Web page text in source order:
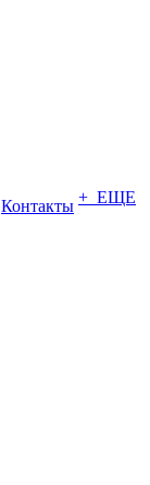
Контакты + ЕЩЕ